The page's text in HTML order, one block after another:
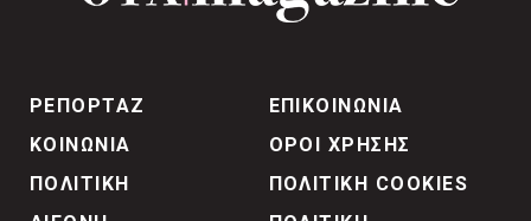
ΡΕΠΟΡΤΑΖ
ΚΟΙΝΩΝΙΑ
ΠΟΛΙΤΙΚΗ
ΕΠΙΚΟΙΝΩΝΙΑ
ΟΡΟΙ ΧΡΗΣΗΣ
ΠΟΛΙΤΙΚΗ COOKIES